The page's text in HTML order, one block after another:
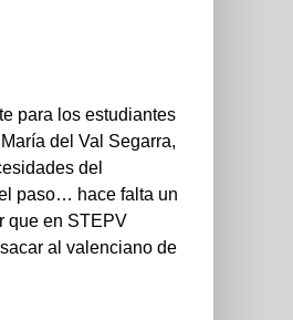
para los estudiantes
del Val Segarra,
del
paso… hace falta un
que en STEPV
al valenciano de